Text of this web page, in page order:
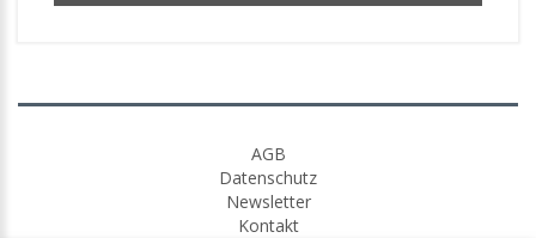
AGB
Datenschutz
Newsletter
Kontakt